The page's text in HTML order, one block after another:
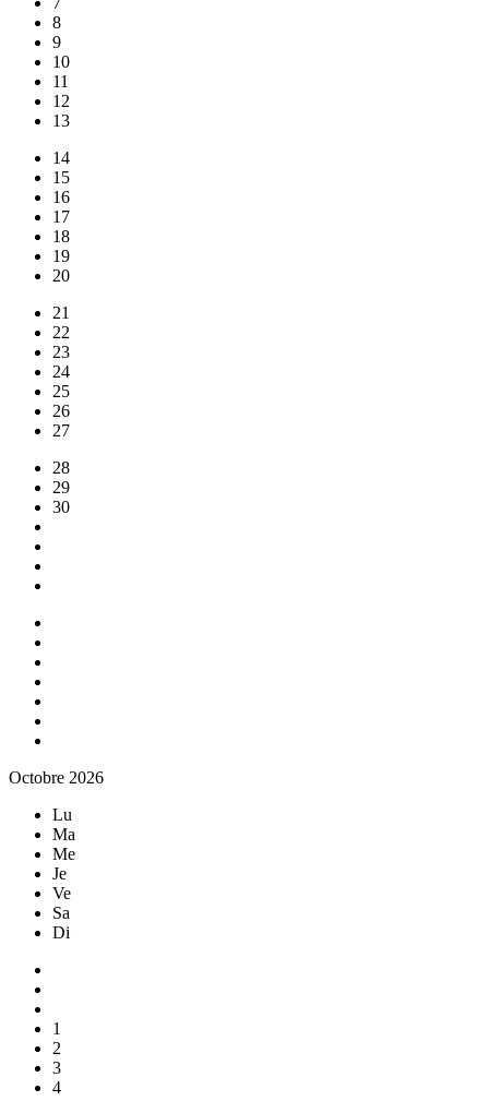
8
9
10
11
12
13
14
15
16
17
18
19
20
21
22
23
24
25
26
27
28
29
30
Octobre 2026
Lu
Ma
Me
Je
Ve
Sa
Di
1
2
3
4